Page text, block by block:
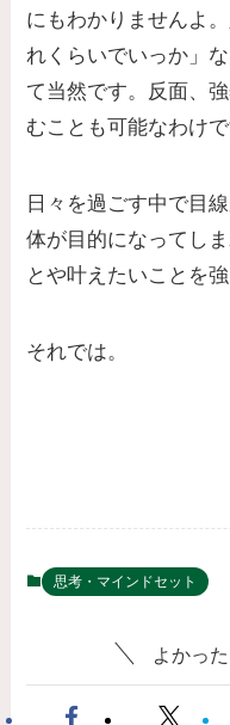
にもわかりませんよ
れくらいでいっか」
て当然です。反面、
むことも可能なわけで
日々を過ごす中で目
体が目的になってし
とや叶えたいことを
それでは。
思考・マインドセット
よかっ